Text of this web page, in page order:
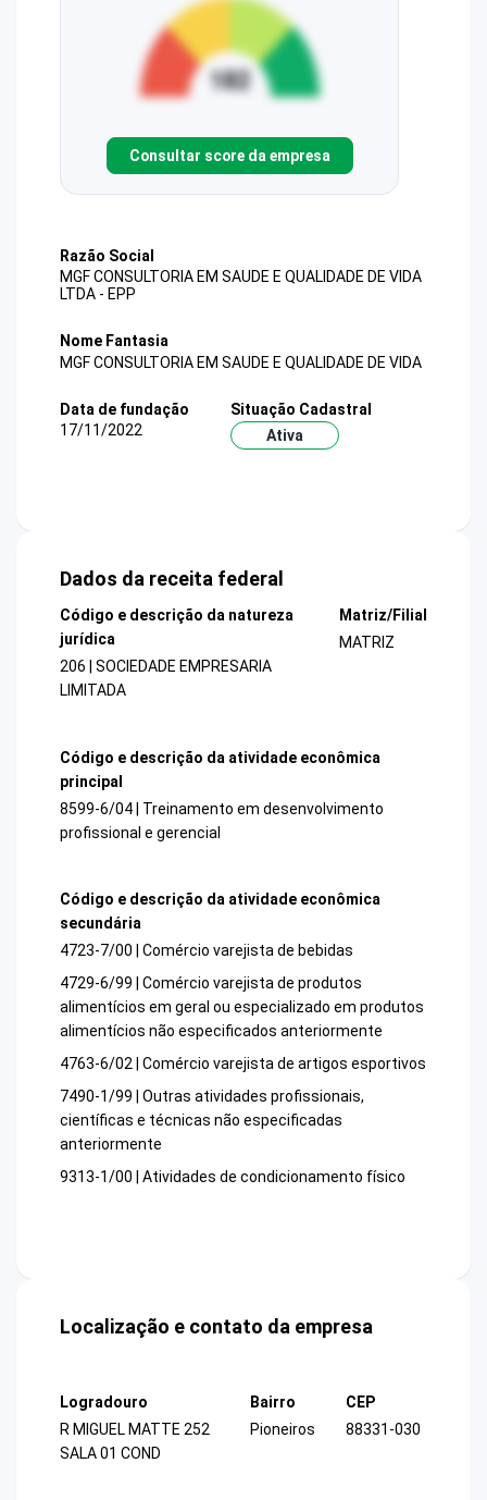
Consultar score da empresa
Razão Social
MGF CONSULTORIA EM SAUDE E QUALIDADE DE VIDA
LTDA - EPP
Nome Fantasia
MGF CONSULTORIA EM SAUDE E QUALIDADE DE VIDA
Data de fundação
17/11/2022
Situação Cadastral
Ativa
Dados da receita federal
Código e descrição da natureza
jurídica
206 | SOCIEDADE EMPRESARIA
LIMITADA
Matriz/Filial
MATRIZ
Código e descrição da atividade econômica
principal
8599-6/04 | Treinamento em desenvolvimento
profissional e gerencial
Código e descrição da atividade econômica
secundária
4723-7/00 | Comércio varejista de bebidas
4729-6/99 | Comércio varejista de produtos
alimentícios em geral ou especializado em produtos
alimentícios não especificados anteriormente
4763-6/02 | Comércio varejista de artigos esportivos
7490-1/99 | Outras atividades profissionais,
científicas e técnicas não especificadas
anteriormente
9313-1/00 | Atividades de condicionamento físico
Localização e contato da empresa
Logradouro
R MIGUEL MATTE 252
SALA 01 COND
Bairro
Pioneiros
CEP
88331-030